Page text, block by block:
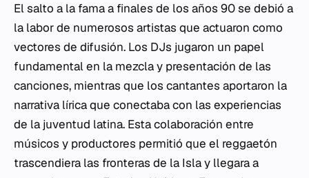
El salto a la fama a finales de los años 90 se debió a
la labor de numerosos artistas que actuaron como
vectores de difusión. Los DJs jugaron un papel
fundamental en la mezcla y presentación de las
canciones, mientras que los cantantes aportaron la
narrativa lírica que conectaba con las experiencias
de la juventud latina. Esta colaboración entre
músicos y productores permitió que el reggaetón
trascendiera las fronteras de la Isla y llegara a